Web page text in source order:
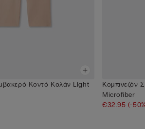
Κοντό Κολάν Light
Κομπινεζόν
Microfiber
€32.95 (-